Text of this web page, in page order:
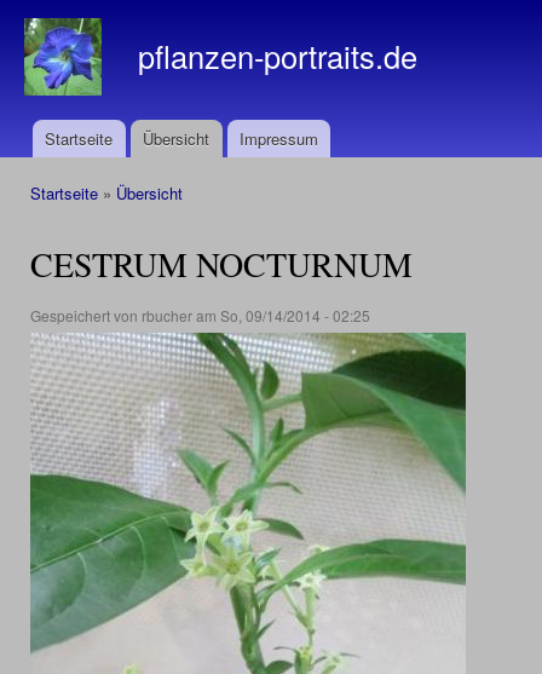
pflanzen-portraits.de
Hauptmenü
Startseite Übersicht Impressum
Startseite » Übersicht
CESTRUM NOCTURNUM
Gespeichert von rbucheram So, 09/14/2014 - 02:25